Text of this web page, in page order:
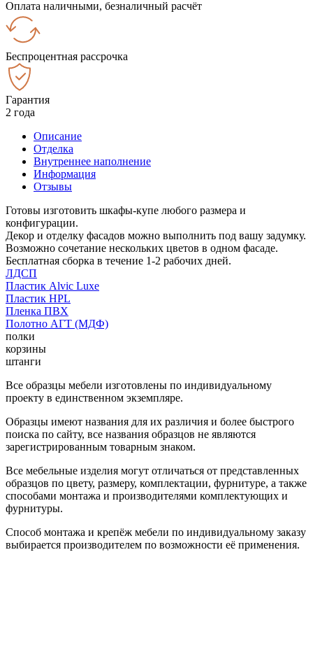
Оплата наличными, безналичный расчёт
Беспроцентная рассрочка
Гарантия
2 года
Описание
Отделка
Внутреннее наполнение
Информация
Отзывы
Готовы изготовить шкафы-купе любого размера и
конфигурации.
Декор и отделку фасадов можно выполнить под вашу задумку.
Возможно сочетание нескольких цветов в одном фасаде.
Бесплатная сборка в течение 1-2 рабочих дней.
ЛДСП
Пластик Alvic Luxe
Пластик HPL
Пленка ПВХ
Полотно АГТ (МДФ)
полки
корзины
штанги
Все образцы мебели изготовлены по индивидуальному
проекту в единственном экземпляре.
Образцы имеют названия для их различия и более быстрого
поиска по сайту, все названия образцов не являются
зарегистрированным товарным знаком.
Все мебельные изделия могут отличаться от представленных
образцов по цвету, размеру, комплектации, фурнитуре, а также
способами монтажа и производителями комплектующих и
фурнитуры.
Способ монтажа и крепёж мебели по индивидуальному заказу
выбирается производителем по возможности её применения.